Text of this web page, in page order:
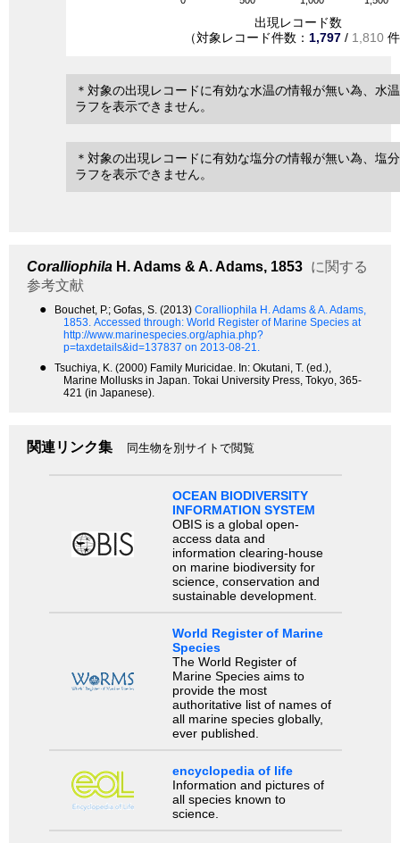
出現レコード数
（対象レコード件数： 1,797 / 1,810
＊対象の出現レコードに有効な水温の情報が無い為、水
ラフを表示できません。
＊対象の出現レコードに有効な塩分の情報が無い為、塩
ラフを表示できません。
Coralliophila H. Adams & A. Adams, 1853 に関する
参考文献
● Bouchet, P.; Gofas, S. (2013) Coralliophila H. Adams & A. Adams,
1853. Accessed through: World Register of Marine Species at
http://www.marinespecies.org/aphia.php?
p=taxdetails&id=137837 on 2013-08-21.
●
Tsuchiya, K. (2000) Family Muricidae. In: Okutani, T. (ed.),
Marine Mollusks in Japan. Tokai University Press, Tokyo, 365-
421 (in Japanese).
関連リンク集 同生物を別サイトで閲覧
OCEAN BIODIVERSITY
INFORMATION SYSTEM
OBIS is a global open-
access data and
information clearing-house
on marine biodiversity for
science, conservation and
sustainable development.
World Register of Marine
Species
The World Register of
Marine Species aims to
provide the most
authoritative list of names of
all marine species globally,
ever published.
encyclopedia of life
Information and pictures of
all species known to
science.